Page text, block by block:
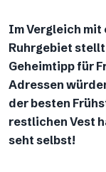
Im Vergleich mit
Ruhrgebiet
Geheimtipp für
Adressen
der besten
restlichen Vest
seht selbst!